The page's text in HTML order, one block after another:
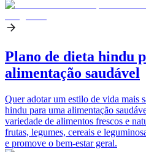
Plano de dieta hindu
alimentação saudável
Quer adotar um estilo de vida mais
hindu para uma alimentação
variedade de alimentos frescos e
frutas, legumes, cereais e
e promove o bem-estar geral.